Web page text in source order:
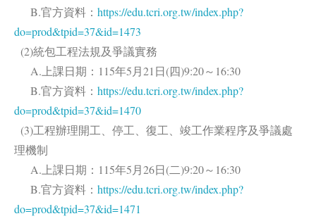
B.官方資料： https://edu.tcri.org.tw/index.php?
do=prod&tpid=37&id=1473
(2)統包工程法規及爭議實務
A.上課日期：115年5月21日(四)9:20～16:30
B.官方資料： https://edu.tcri.org.tw/index.php?
do=prod&tpid=37&id=1470
(3)工程辦理開工、停工、復工、竣工作業程序及爭議處
理機制
A.上課日期：115年5月26日(二)9:20～16:30
B.官方資料： https://edu.tcri.org.tw/index.php?
do=prod&tpid=37&id=1471